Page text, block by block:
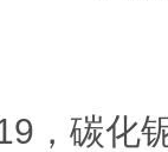
碳化铌